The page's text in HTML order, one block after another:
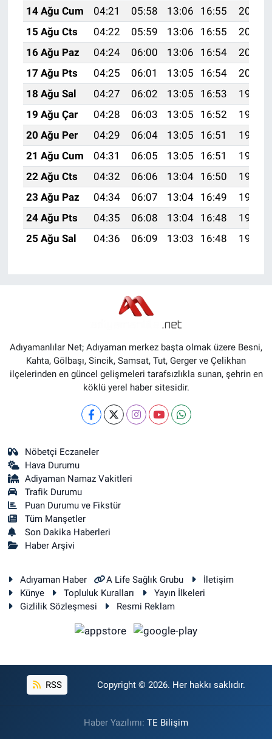
14 Ağu Cum
04:21 05:58 13:06 16:55
20:04
15 Ağu Cts
04:22 05:59 13:06 16:55
20:03
16 Ağu Paz
04:24 06:00 13:06 16:54
20:01
17 Ağu Pts
04:25 06:01 13:05 16:54
20:00
18 Ağu Sal
04:27 06:02 13:05 16:53
19:59
19 Ağu Çar
04:28 06:03 13:05 16:52
19:57
20 Ağu Per
04:29 06:04 13:05 16:51
19:56
21 Ağu Cum
04:31 06:05 13:05 16:51
19:54
22 Ağu Cts
04:32 06:06 13:04 16:50
19:53
23 Ağu Paz
04:34 06:07 13:04 16:49
19:51
24 Ağu Pts
04:35 06:08 13:04 16:48
19:50
25 Ağu Sal
04:36 06:09 13:03 16:48 19:48
Adıyamanlılar Net; Adıyaman merkez başta olmak üzere Besni,
Kahta, Gölbaşı, Sincik, Samsat, Tut, Gerger ve Çelikhan
ilçelerinden en güncel gelişmeleri tarafsızlıkla sunan, şehrin en
köklü yerel haber sitesidir.
Nöbetçi Eczaneler
Hava Durumu
Adiyaman Namaz Vakitleri
Trafik Durumu
Puan Durumu ve Fikstür
Tüm Manşetler
Son Dakika Haberleri
Haber Arşivi
Adıyaman Haber A Life Sağlık Grubu
İletişim
Künye
Topluluk Kuralları
Yayın İlkeleri
Gizlilik Sözleşmesi
Resmi Reklam
RSS Copyright © 2026. Her hakkı saklıdır.
Haber Yazılımı: TE Bilişim